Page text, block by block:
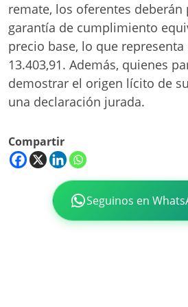
remate, los oferentes deberán
garantía de cumplimiento
precio base, lo que representa
13.403,91. Además, quienes
demostrar el origen lícito de
una declaración jurada.
Compartir
Seguinos en